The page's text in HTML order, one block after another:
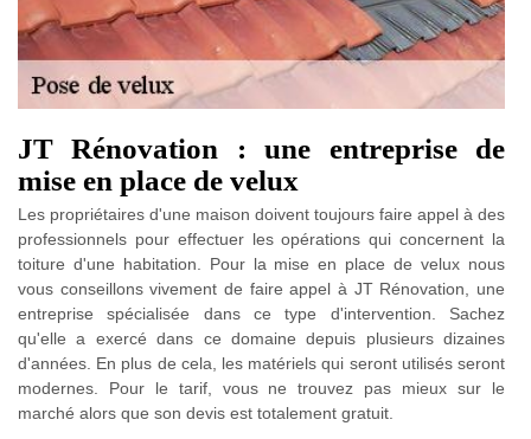
JT Rénovation : une entreprise de
mise en place de velux
Les propriétaires d'une maison doivent toujours faire appel à des
professionnels pour effectuer les opérations qui concernent la
toiture d'une habitation. Pour la mise en place de velux nous
vous conseillons vivement de faire appel à JT Rénovation, une
entreprise spécialisée dans ce type d'intervention. Sachez
qu'elle a exercé dans ce domaine depuis plusieurs dizaines
d'années. En plus de cela, les matériels qui seront utilisés seront
modernes. Pour le tarif, vous ne trouvez pas mieux sur le
marché alors que son devis est totalement gratuit.